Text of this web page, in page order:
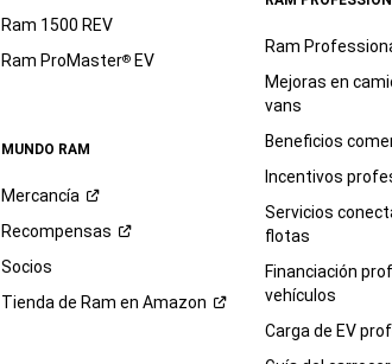
Ram 1500 REV
Ram ProMaster®EV
MUNDO RAM
Mercancía
Recompensas
Socios
Tienda de Ram en Amazon
Ram
Mejoras en
vans
Beneficios
Incentivos
Servicios
flotas
Financiación
vehículos
Carga de EV